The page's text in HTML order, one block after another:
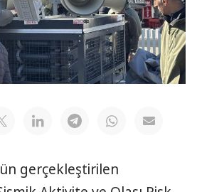
gerçekleştirilen